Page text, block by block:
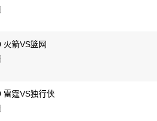
箭VS篮网
雷霆VS独行侠